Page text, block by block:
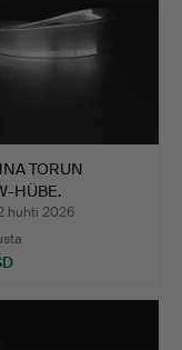
TORUN
HÜBE.
”Möb…
huhti 2026